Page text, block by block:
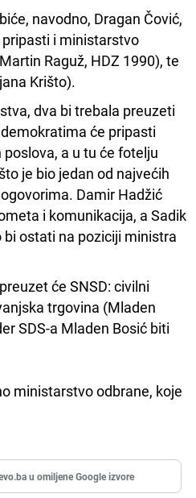
navodno, Dragan Čović,
i ministarstvo
Raguž, HDZ 1990), te
Krišto).
dva bi trebala preuzeti
će pripasti
a u tu će fotelju
je bio jedan od najvećih
Damir Hadžić
i komunikacija, a Sadik
ostati na poziciji ministra
će SNSD: civilni
trgovina (Mladen
SDS-a Mladen Bosić biti
ministarstvo odbrane, koje
u omiljene Google izvore